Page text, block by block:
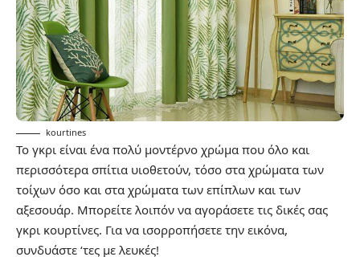
kourtines
Το γκρι είναι ένα πολύ μοντέρνο χρώμα που όλο και
περισσότερα σπίτια υιοθετούν, τόσο στα χρώματα των
τοίχων όσο και στα χρώματα των επίπλων και των
αξεσουάρ. Μπορείτε λοιπόν να αγοράσετε τις δικές σας
γκρι κουρτίνες. Για να ισορροπήσετε την εικόνα,
συνδυάστε ‘τες με λευκές!